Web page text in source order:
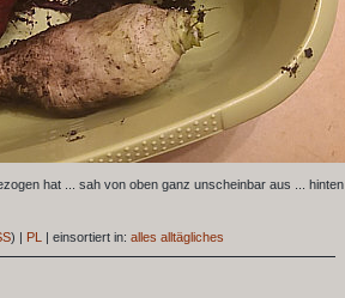
hat ... sah von oben ganz unscheinbar aus ... hinten
) | PL | einsortiert in: alles alltägliches